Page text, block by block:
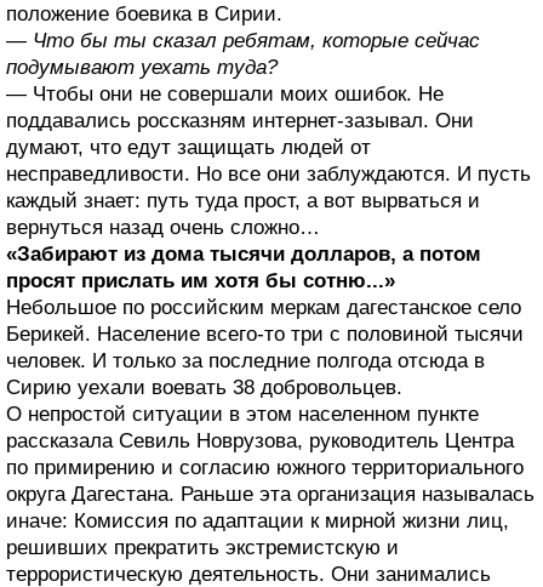
положение боевика в Сирии.
— Что бы ты сказал ребятам, которые сейчас
подумывают уехать туда?
— Чтобы они не совершали моих ошибок. Не
поддавались россказням интернет-зазывал. Они
думают, что едут защищать людей от
несправедливости. Но все они заблуждаются. И пусть
каждый знает: путь туда прост, а вот вырваться и
вернуться назад очень сложно…
«Забирают из дома тысячи долларов, а потом
просят прислать им хотя бы сотню...»
Небольшое по российским меркам дагестанское село
Берикей. Население всего-то три с половиной тысячи
человек. И только за последние полгода отсюда в
Сирию уехали воевать 38 добровольцев.
О непростой ситуации в этом населенном пункте
рассказала Севиль Новрузова, руководитель Центра
по примирению и согласию южного территориального
округа Дагестана. Раньше эта организация называлась
иначе: Комиссия по адаптации к мирной жизни лиц,
решивших прекратить экстремистскую и
террористическую деятельность. Они занимались